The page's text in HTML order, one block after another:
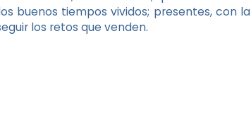
buenos tiempos vividos; presentes, con la
los retos que venden.